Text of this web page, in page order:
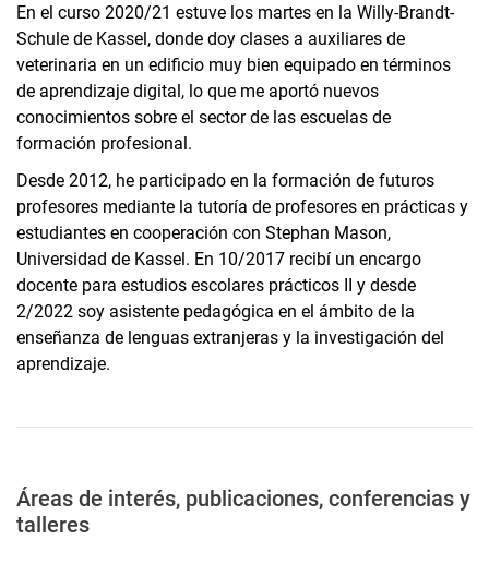
En el curso 2020/21 estuve los martes en la Willy-Brandt-
Schule de Kassel, donde doy clases a auxiliares de
veterinaria en un edificio muy bien equipado en términos
de aprendizaje digital, lo que me aportó nuevos
conocimientos sobre el sector de las escuelas de
formación profesional.
Desde 2012, he participado en la formación de futuros
profesores mediante la tutoría de profesores en prácticas y
estudiantes en cooperación con Stephan Mason,
Universidad de Kassel. En 10/2017 recibí un encargo
docente para estudios escolares prácticos II y desde
2/2022 soy asistente pedagógica en el ámbito de la
enseñanza de lenguas extranjeras y la investigación del
aprendizaje.
Áreas de interés, publicaciones, conferencias y
talleres